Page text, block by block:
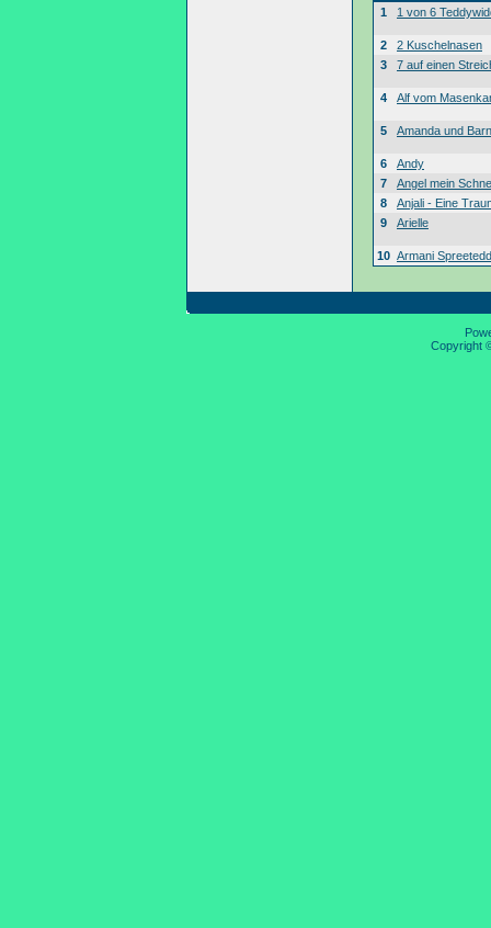
1
1 von 6
2
2 Kuschelnasen
3
7 auf einen
4 Alf vom
5 Amanda und
6
Andy
7
Angel mein
8
Anjali - Eine
9
Arielle
10 Armani
Copyright